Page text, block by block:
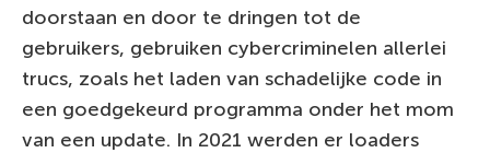
doorstaan en door te dringen tot de
gebruikers, gebruiken cybercriminelen allerlei
trucs, zoals het laden van schadelijke code in
een goedgekeurd programma onder het mom
van een update. In 2021 werden er loaders